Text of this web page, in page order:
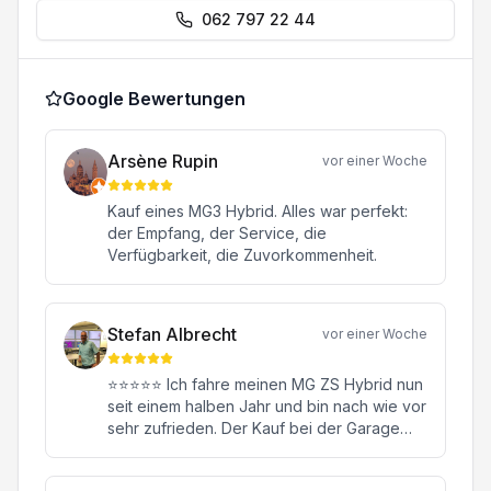
062 797 22 44
Google Bewertungen
Arsène Rupin vor einer Woche
Kauf eines MG3 Hybrid. Alles war perfekt:
der Empfang, der Service, die
Verfügbarkeit, die Zuvorkommenheit.
Stefan Albrecht vor einer Woche
⭐⭐⭐⭐⭐ Ich fahre meinen MG ZS Hybrid nun
seit einem halben Jahr und bin nach wie vor
sehr zufrieden. Der Kauf bei der Garage
Ende eine rundum positive Erfahrung.